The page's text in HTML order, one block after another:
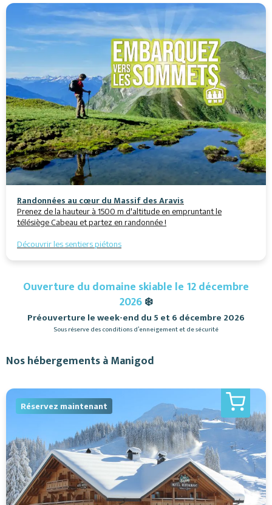
Randonnées au cœur du Massif des Aravis
Prenez de la hauteur à 1500 m d'altitude en empruntant le
télésiège Cabeau et partez en randonnée !
Découvrir les sentiers piétons
Ouverture du domaine skiable le 12 décembre
2026❄️
Préouverture le week-end du 5 et 6 décembre 2026
Sous réserve des conditions d’enneigement et de sécurité
Nos hébergements à Manigod
Réservez maintenant